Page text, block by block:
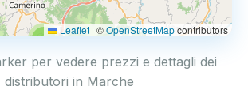
2
Leaflet | ©OpenStreetMapcontributors
per vedere prezzi e dettagli dei
distributori in Marche